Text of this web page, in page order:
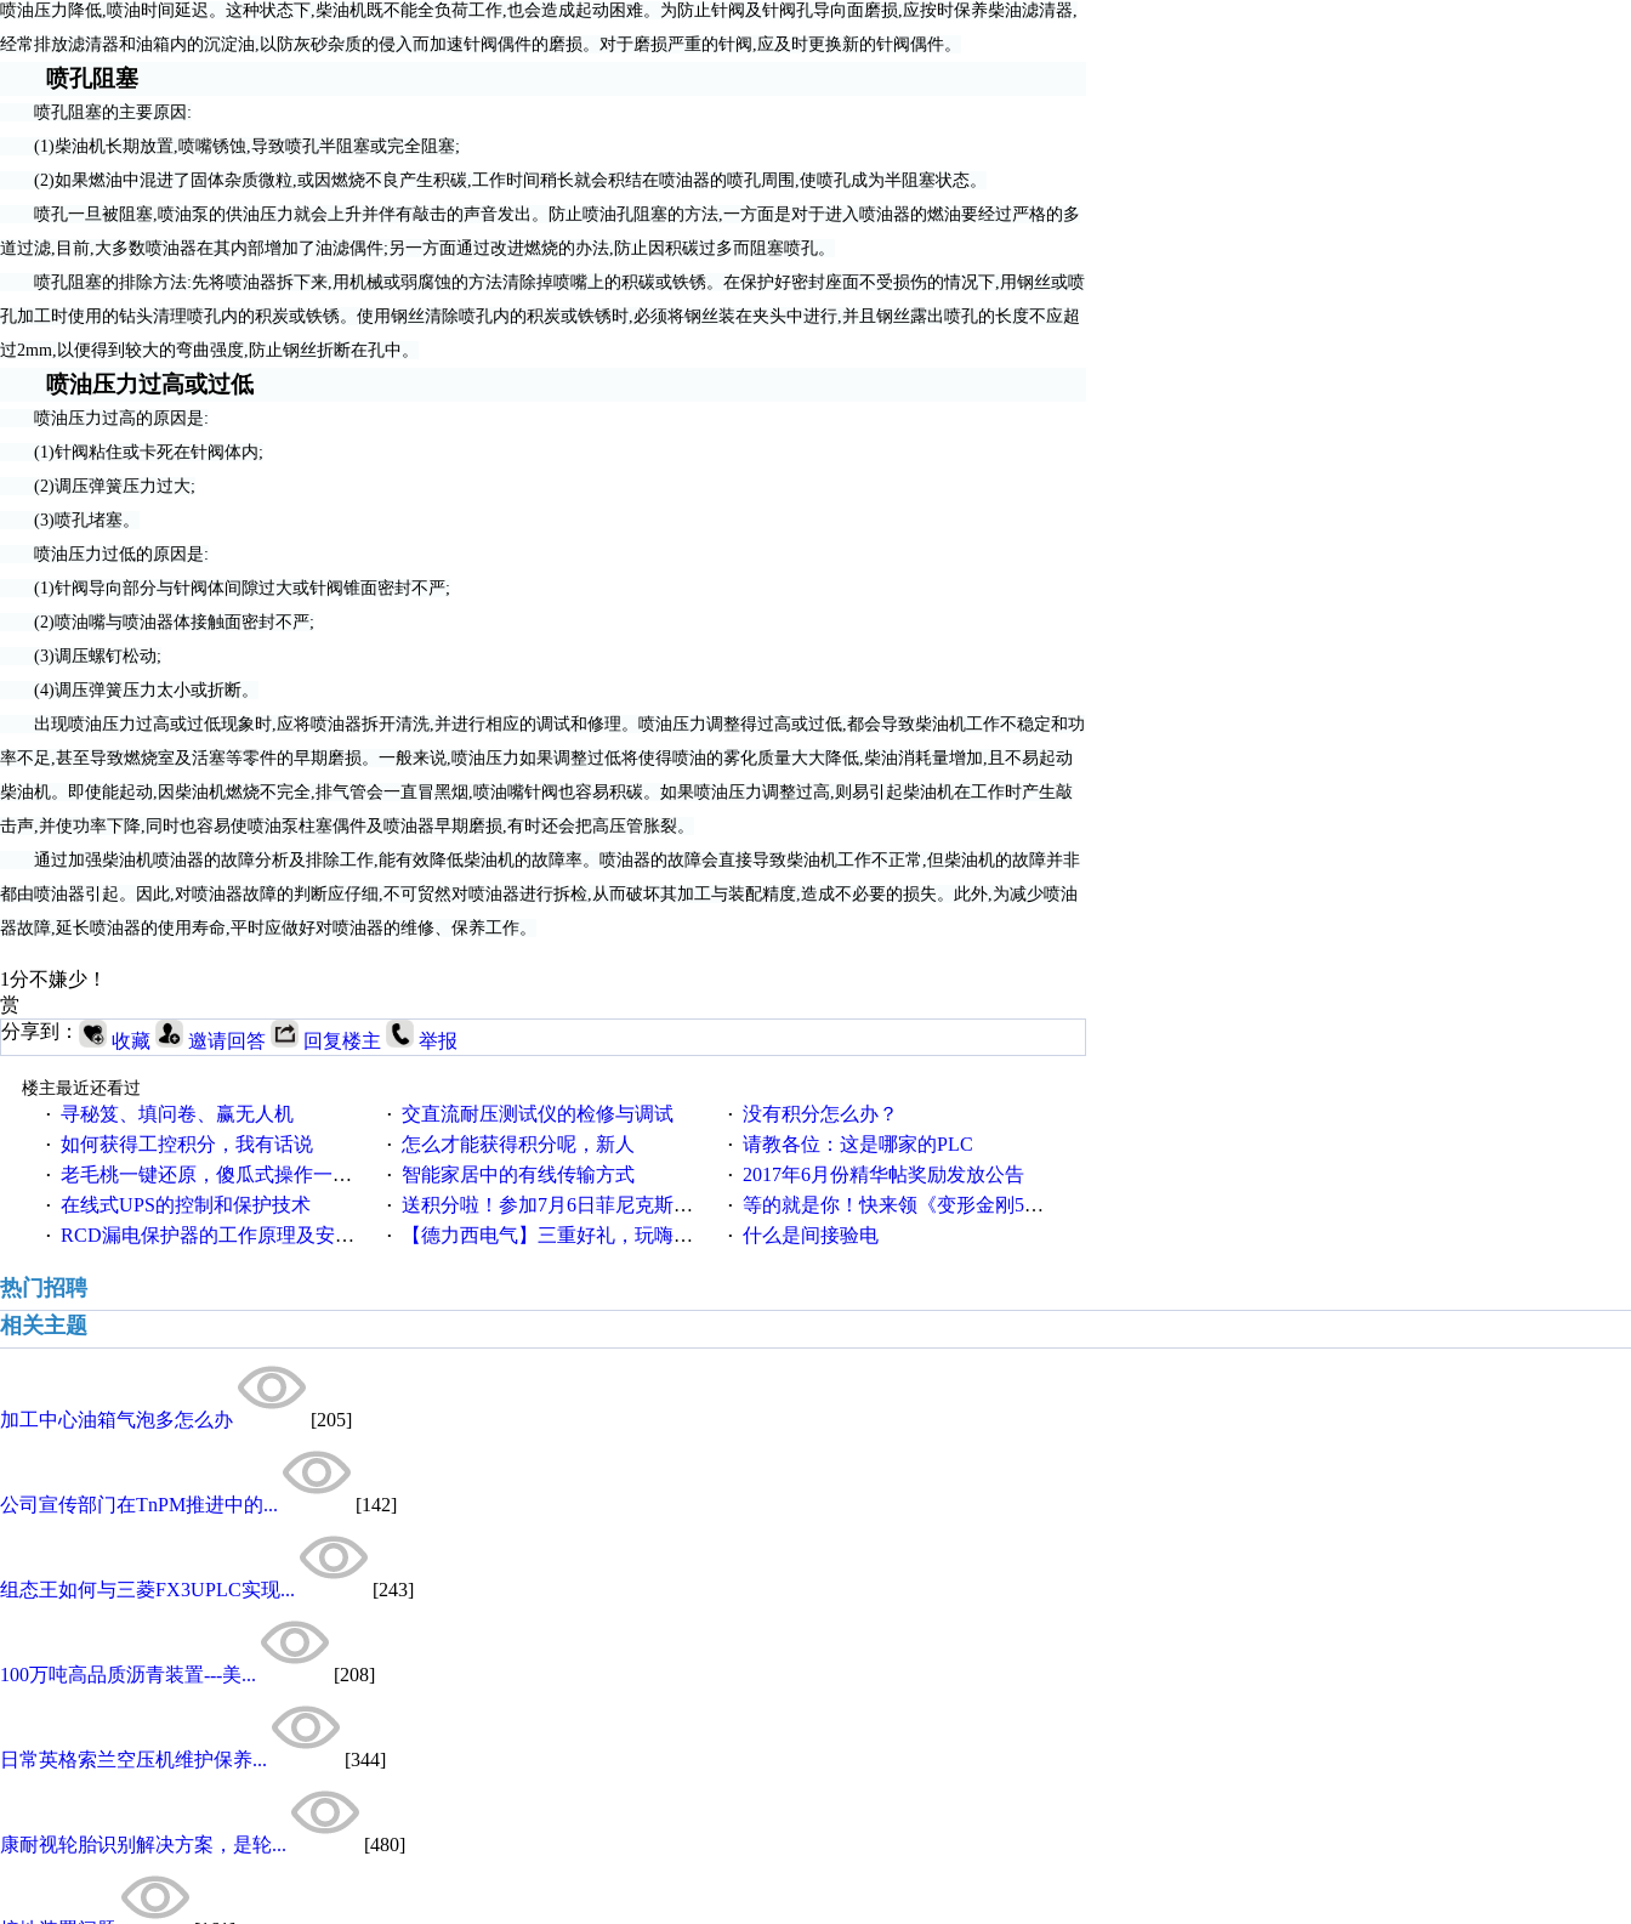
喷油压力降低,喷油时间延迟。这种状态下,柴油机既不能全负荷工作,也会造成起动困难。为防止针阀及针阀孔导向面磨损,应按时保养柴油滤清器,
经常排放滤清器和油箱内的沉淀油,以防灰砂杂质的侵入而加速针阀偶件的磨损。对于磨损严重的针阀,应及时更换新的针阀偶件。
喷孔阻塞
喷孔阻塞的主要原因:
(1)柴油机长期放置,喷嘴锈蚀,导致喷孔半阻塞或完全阻塞;
(2)如果燃油中混进了固体杂质微粒,或因燃烧不良产生积碳,工作时间稍长就会积结在喷油器的喷孔周围,使喷孔成为半阻塞状态。
喷孔一旦被阻塞,喷油泵的供油压力就会上升并伴有敲击的声音发出。防止喷油孔阻塞的方法,一方面是对于进入喷油器的燃油要经过严格的多
道过滤,目前,大多数喷油器在其内部增加了油滤偶件;另一方面通过改进燃烧的办法,防止因积碳过多而阻塞喷孔。
喷孔阻塞的排除方法:先将喷油器拆下来,用机械或弱腐蚀的方法清除掉喷嘴上的积碳或铁锈。在保护好密封座面不受损伤的情况下,用钢丝或喷
孔加工时使用的钻头清理喷孔内的积炭或铁锈。使用钢丝清除喷孔内的积炭或铁锈时,必须将钢丝装在夹头中进行,并且钢丝露出喷孔的长度不应超
过2mm,以便得到较大的弯曲强度,防止钢丝折断在孔中。
喷油压力过高或过低
喷油压力过高的原因是:
(1)针阀粘住或卡死在针阀体内;
(2)调压弹簧压力过大;
(3)喷孔堵塞。
喷油压力过低的原因是:
(1)针阀导向部分与针阀体间隙过大或针阀锥面密封不严;
(2)喷油嘴与喷油器体接触面密封不严;
(3)调压螺钉松动;
(4)调压弹簧压力太小或折断。
出现喷油压力过高或过低现象时,应将喷油器拆开清洗,并进行相应的调试和修理。喷油压力调整得过高或过低,都会导致柴油机工作不稳定和功
率不足,甚至导致燃烧室及活塞等零件的早期磨损。一般来说,喷油压力如果调整过低将使得喷油的雾化质量大大降低,柴油消耗量增加,且不易起动
柴油机。即使能起动,因柴油机燃烧不完全,排气管会一直冒黑烟,喷油嘴针阀也容易积碳。如果喷油压力调整过高,则易引起柴油机在工作时产生敲
击声,并使功率下降,同时也容易使喷油泵柱塞偶件及喷油器早期磨损,有时还会把高压管胀裂。
通过加强柴油机喷油器的故障分析及排除工作,能有效降低柴油机的故障率。喷油器的故障会直接导致柴油机工作不正常,但柴油机的故障并非
都由喷油器引起。因此,对喷油器故障的判断应仔细,不可贸然对喷油器进行拆检,从而破坏其加工与装配精度,造成不必要的损失。此外,为减少喷油
器故障,延长喷油器的使用寿命,平时应做好对喷油器的维修、保养工作。
1分不嫌少！
赏
分享到：
收藏 邀请回答 回复楼主 举报
楼主最近还看过
· 寻秘笈、填问卷、赢无人机 · 交直流耐压测试仪的检修与调试 · 没有积分怎么办？
· 如何获得工控积分，我有话说 · 怎么才能获得积分呢，新人 · 请教各位：这是哪家的PLC
· 老毛桃一键还原，傻瓜式操作一键轻松备份还原；程序为向导式安装，一键即可实现自动备份或还原系统。 · 智能家居中的有线传输方式 · 2017年6月份精华帖奖励发放公告
· 在线式UPS的控制和保护技术 · 送积分啦！参加7月6日菲尼克斯在线研讨会即得 · 等的就是你！快来领《变形金刚5》观影券
· RCD漏电保护器的工作原理及安装要点 · 【德力西电气】三重好礼，玩嗨夏日！ · 什么是间接验电
热门招聘
相关主题
加工中心油箱气泡多怎么办 [205]
公司宣传部门在TnPM推进中的... [142]
组态王如何与三菱FX3UPLC实现... [243]
100万吨高品质沥青装置---美... [208]
日常英格索兰空压机维护保养... [344]
康耐视轮胎识别解决方案，是轮... [480]